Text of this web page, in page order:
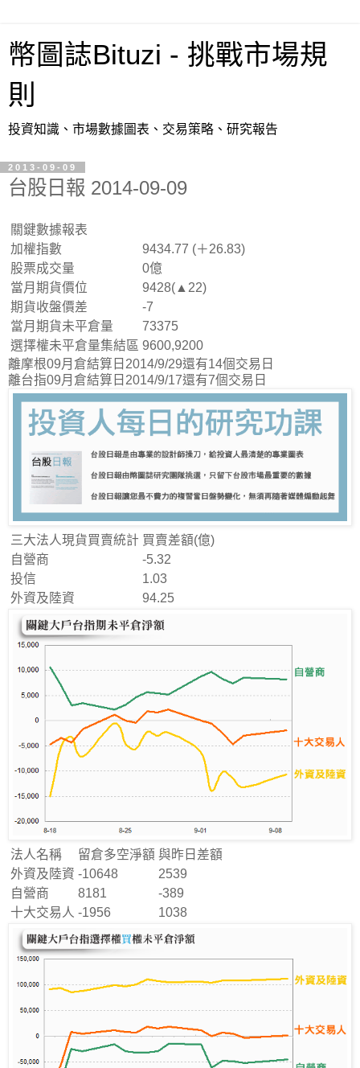
幣圖誌Bituzi - 挑戰市場規
則
投資知識、市場數據圖表、交易策略、研究報告
2013-09-09
台股日報 2014-09-09
關鍵數據報表
加權指數
9434.77 (＋26.83)
股票成交量
0億
當月期貨價位
9428(▲22)
期貨收盤價差
-7
當月期貨未平倉量
73375
選擇權未平倉量集結區 9600,9200
離摩根09月倉結算日2014/9/29還有14個交易日
離台指09月倉結算日2014/9/17還有7個交易日
三大法人現貨買賣統計 買賣差額(億)
自營商
-5.32
投信
1.03
外資及陸資
94.25
法人名稱 留倉多空淨額 與昨日差額
外資及陸資 -10648
2539
自營商
8181
-389
十大交易人 -1956 1038